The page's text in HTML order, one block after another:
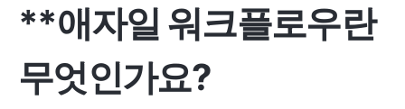
**애자일 워크플로우란
무엇인가요?